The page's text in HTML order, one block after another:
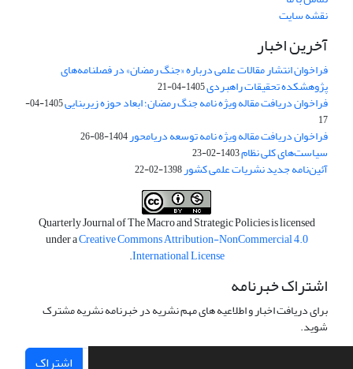
نقشه سایت
آخرین اخبار
فراخوان انتشار مقالات علمی درباره «جنگ رمضان» در فصلنامه‌های
پژوهشکده تحقیقات راهبردی1405-04-21
فراخوان دریافت مقاله ویژه نامه جنگ رمضان؛ ابعاد حوزه زیربنایی
1405-04-
17
فراخوان دریافت مقاله ویژه نامه توسعه دریامحور1404-08-26
سیاست‌های کلی نظام1403-02-23
آئین‌نامه جدید نشریات علمی کشور1398-02-22
Quarterly Journal of The Macro and Strategic Policies is licensed
under aCreative Commons Attribution-NonCommercial 4.0
International License
.
اشتراک خبرنامه
برای دریافت اخبار و اطلاعیه های مهم نشریه در خبرنامه نشریه مشترک
شوید.
اشتراک